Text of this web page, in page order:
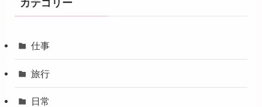
カテゴリー
仕事
旅行
日常